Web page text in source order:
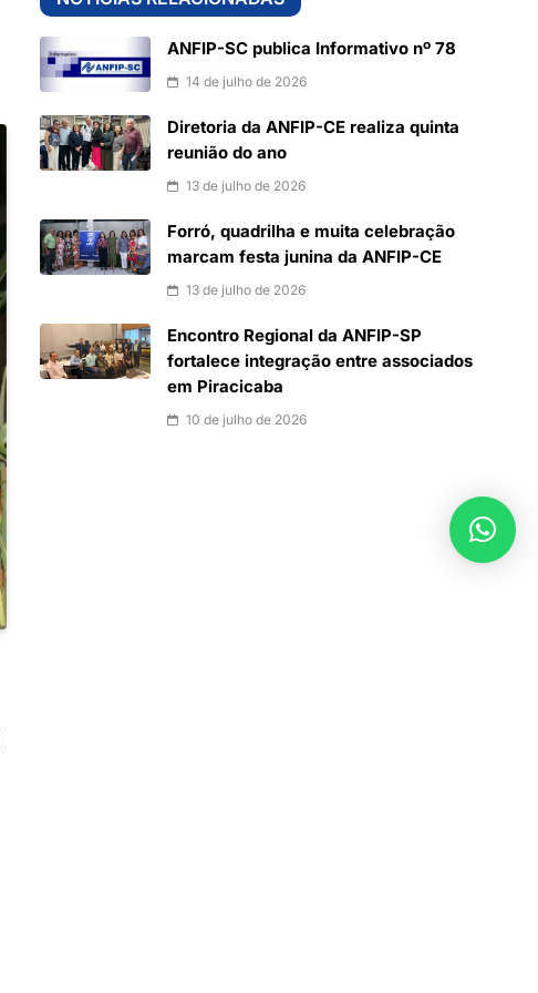
ANFIP-SC publica Informativo nº 78
14 de julho de 2026
Diretoria da ANFIP-CE realiza quinta
reunião do ano
13 de julho de 2026
Forró, quadrilha e muita celebração
marcam festa junina da ANFIP-CE
13 de julho de 2026
Encontro Regional da ANFIP-SP
fortalece integração entre associados
em Piracicaba
10 de julho de 2026